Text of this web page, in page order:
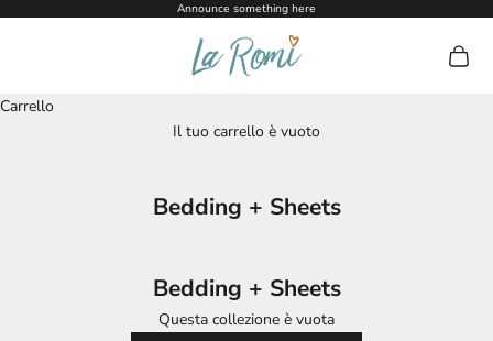
Announce something here
La Romi
Carrello
Il tuo carrello è vuoto
Bedding + Sheets
Bedding + Sheets
Questa collezione è vuota